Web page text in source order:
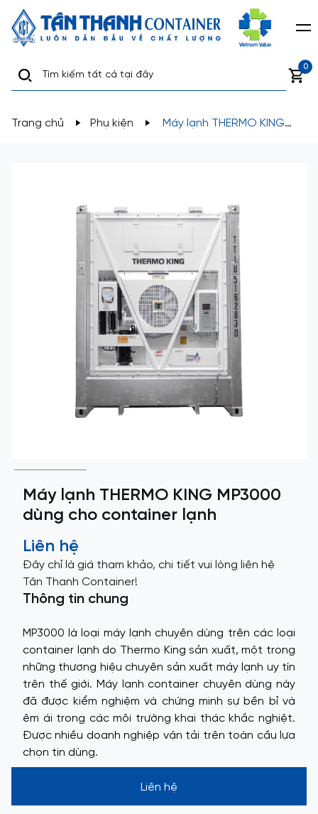
0
Trang chủ Phụ kiện
Máy lạnh THERMO KING MP3000
dùng cho container lạnh
Liên hệ
Đây chỉ là giá tham khảo, chi tiết vui lòng liên hệ
Tân Thanh Container!
Thông tin chung
MP3000 là loại máy lạnh chuyên dùng trên các loại
container lạnh do Thermo King sản xuất, một trong
những thương hiệu chuyên sản xuất máy lạnh uy tín
trên thế giới. Máy lạnh container chuyên dùng này
đã được kiểm nghiệm và chứng minh sự bền bỉ và
êm ái trong các môi trường khai thác khắc nghiệt.
Được nhiều doanh nghiệp vận tải trên toàn cầu lựa
chọn tin dùng.
Liên hệ